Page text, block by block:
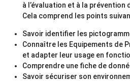
à l’évaluation et à la prévention
Cela comprend les points
Savoir identifier les
Connaître les Equipements de
et adapter leur usage en
Comprendre une fiche de
Savoir sécuriser son